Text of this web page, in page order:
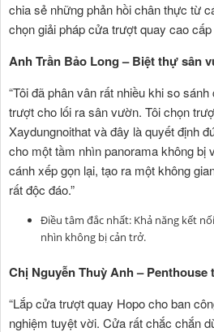
chia sẻ những phản hồi chân thực từ
chọn giải pháp cửa trượt quay cao
Anh Trần Bảo Long – Biệt thự sân
“Tôi đã phân vân rất nhiều khi so
trượt cho lối ra sân vườn. Tôi chọn
Xaydungnoithat và đây là quyết định
cho một tầm nhìn panorama không bị
cánh xếp gọn lại, tạo ra một không
rất độc đáo.”
Điều tâm đắc nhất: Khả năng kết
nhìn không bị cản trở.
Chị Nguyễn Thuỳ Anh – Penthouse
“Lắp cửa trượt quay Hopo cho ban
nghiệm tuyệt vời. Cửa rất chắc chắn